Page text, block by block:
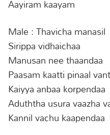
Aayiram kaayam
Male : Thavicha manasil
Sirippa vidhaichaa
Manusan nee thaandaa
Paasam kaatti pinaal
Kaiyya anbaa korpendaa
Aduththa usura vaazha
Kannil vachu kaapendaa